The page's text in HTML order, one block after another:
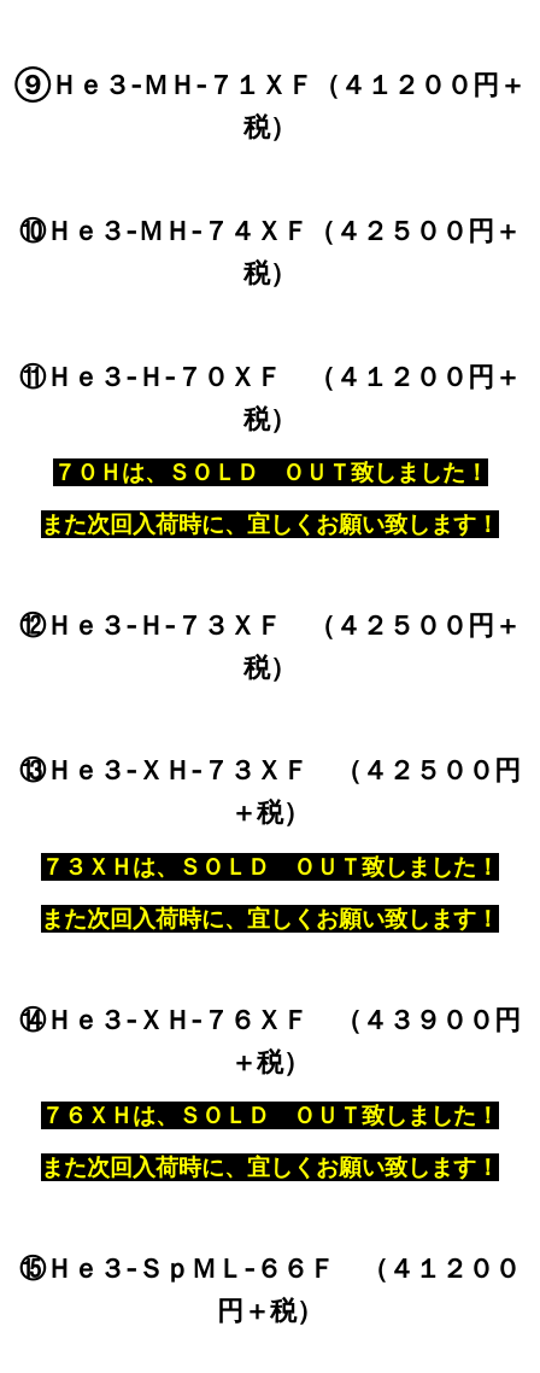
⑨Ｈｅ３‐ＭＨ‐７１ＸＦ（４１２００円＋
税）
⑩Ｈｅ３‐ＭＨ‐７４ＸＦ（４２５００円＋
税）
⑪Ｈｅ３‐Ｈ‐７０ＸＦ （４１２００円＋
税）
７０Ｈは、ＳＯＬＤ ＯＵＴ致しました！
また次回入荷時に、宜しくお願い致します！
⑫Ｈｅ３‐Ｈ‐７３ＸＦ （４２５００円＋
税）
⑬Ｈｅ３‐ＸＨ‐７３ＸＦ （４２５００円
＋税）
７３ＸＨは、ＳＯＬＤ ＯＵＴ致しました！
また次回入荷時に、宜しくお願い致します！
⑭Ｈｅ３‐ＸＨ‐７６ＸＦ （４３９００円
＋税）
７６ＸＨは、ＳＯＬＤ ＯＵＴ致しました！
また次回入荷時に、宜しくお願い致します！
⑮Ｈｅ３‐ＳｐＭＬ‐６６Ｆ （４１２００
円＋税）